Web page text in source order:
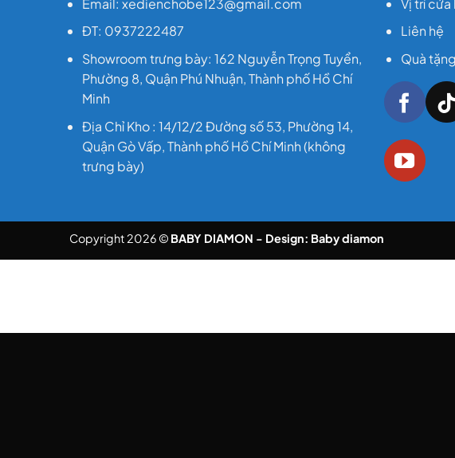
Email: xedienchobe123@gmail.com
ĐT: 0937222487
Showroom trưng bày: 162 Nguyễn Trọng Tuyển,
Phường 8, Quận Phú Nhuận, Thành phố Hồ Chí
Minh
Địa Chỉ Kho : 14/12/2 Đường số 53, Phường 14,
Quận Gò Vấp, Thành phố Hồ Chí Minh (không
trưng bày)
Vị trí cửa
Liên hệ
Quà
Copyright 2026 © BABY DIAMON - Design: Baby diamon